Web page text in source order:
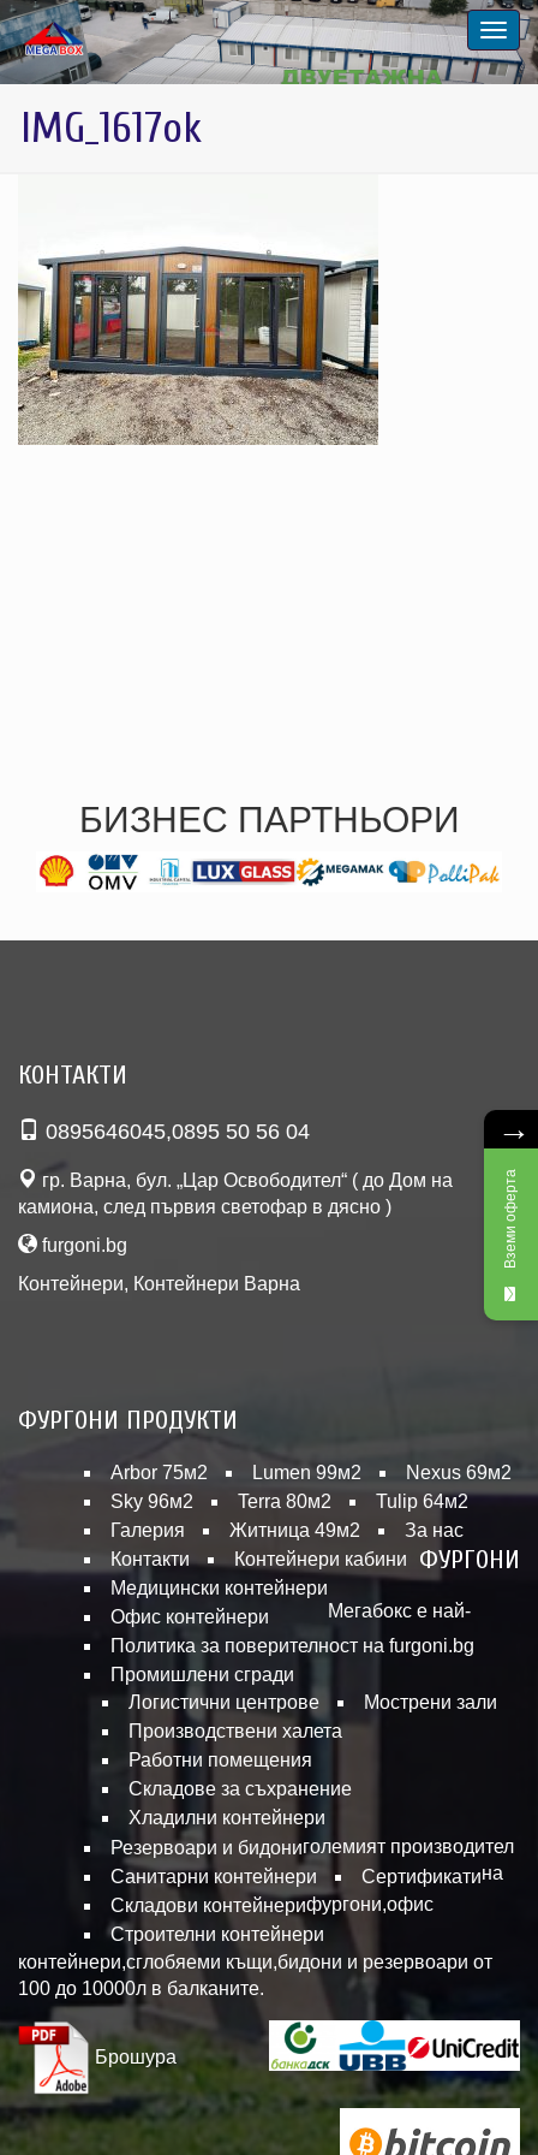
IMG_1617ok
БИЗНЕС ПАРТНЬОРИ
КОНТАКТИ
0895646045,0895 50 56 04
гр. Варна, бул. „Цар Освободител“ ( до Дом на
камиона, след първия светофар в дясно )
furgoni.bg
Контейнери, Контейнери Варна
ФУРГОНИ ПРОДУКТИ
Arbor 75м2 Lumen 99м2
Nexus 69м2
Sky 96м2
Terra 80м2
Tulip 64м2
Галерия
Житница 49м2
За нас
Контакти
Контейнери кабини
Медицински контейнери
Офис контейнери
Политика за поверителност на furgoni.bg
Промишлени сгради
Логистични центрове
Мострени зали
Производствени халета
Работни помещения
Складове за съхранение
Хладилни контейнери
Резервоари и бидони
Санитарни контейнери
Сертификати
Складови контейнери
Строителни контейнери
ФУРГОНИ
Мегабокс е най-
големият производител
на
фургони,офис
контейнери,сглобяеми къщи,бидони и резервоари от
100 до 10000л в балканите.
Брошура
→
Вземи оферта